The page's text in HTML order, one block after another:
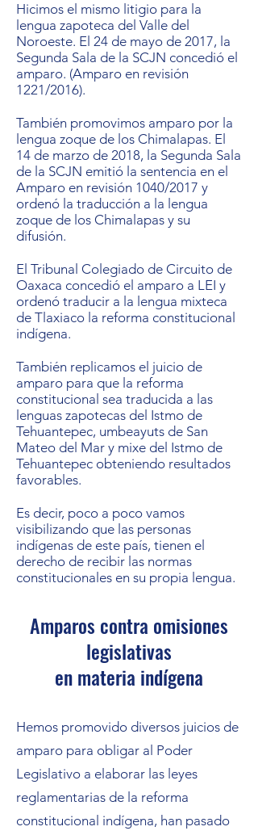
Hicimos el mismo litigio para la
lengua zapoteca del Valle del
Noroeste. El 24 de mayo de 2017, la
Segunda Sala de la SCJN concedió el
amparo. (Amparo en revisión
1221/2016).
También promovimos amparo por la
lengua zoque de los Chimalapas. El
14 de marzo de 2018, la Segunda Sala
de la SCJN emitió la sentencia en el
Amparo en revisión 1040/2017 y
ordenó la traducción a la lengua
zoque de los Chimalapas y su
difusión.
El Tribunal Colegiado de Circuito de
Oaxaca concedió el amparo a LEI y
ordenó traducir a la lengua mixteca
de Tlaxiaco la reforma constitucional
indígena.
También replicamos el juicio de
amparo para que la reforma
constitucional sea traducida a las
lenguas zapotecas del Istmo de
Tehuantepec, umbeayuts de San
Mateo del Mar y mixe del Istmo de
Tehuantepec obteniendo resultados
favorables.
Es decir, poco a poco vamos
visibilizando que las personas
indígenas de este país, tienen el
derecho de recibir las normas
constitucionales en su propia lengua.
Amparos contra omisiones
legislativas
en materia indígena
Hemos promovido diversos juicios de
amparo para obligar al Poder
Legislativo a elaborar las leyes
reglamentarias de la reforma
constitucional indígena, han pasado